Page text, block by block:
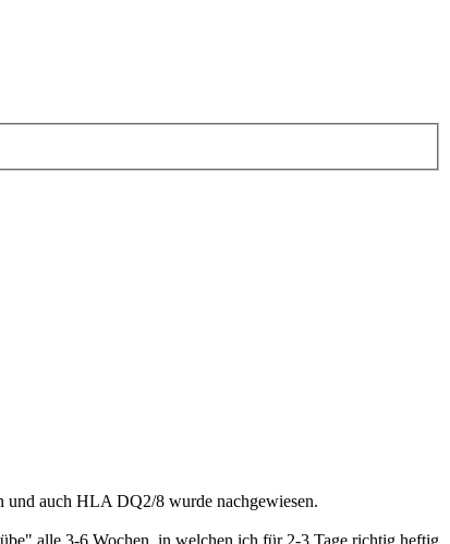
und auch HLA DQ2/8 wurde nachgewiesen.